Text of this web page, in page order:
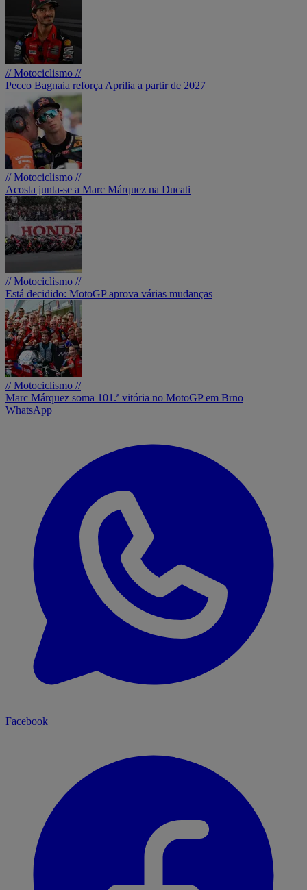
// Motociclismo //
Pecco Bagnaia reforça Aprilia a partir de 2027
// Motociclismo //
Acosta junta-se a Marc Márquez na Ducati
// Motociclismo //
Está decidido: MotoGP aprova várias mudanças
// Motociclismo //
Marc Márquez soma 101.ª vitória no MotoGP em Brno
WhatsApp
Facebook